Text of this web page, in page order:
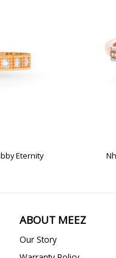
Eternity
ABOUT MEEZ
Our Story